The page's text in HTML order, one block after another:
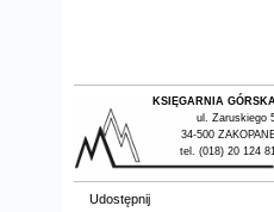
KSIĘGARNIA
ul. Zaruskiego
34-500
tel. (018) 20 124
Udostępnij